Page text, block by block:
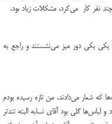
نفر كار مي‌كرد، مشكلات زياد بود.
يكي دور ميز مي‌نشستند و راجع به
كه شعار مي‌دادند. من تازه رسيده بودم
گلي بود آقاي نسابه البته تندتر